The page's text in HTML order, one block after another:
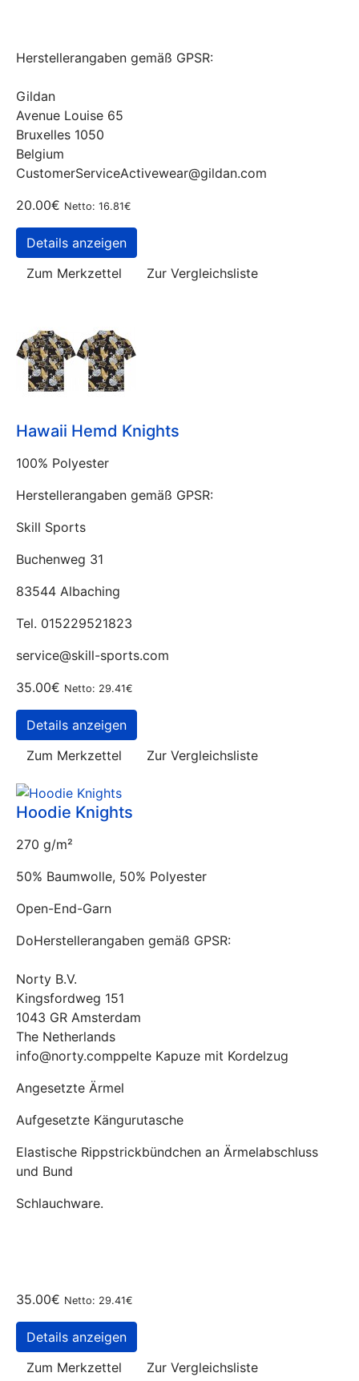
Herstellerangaben gemäß GPSR:
Gildan
Avenue Louise 65
Bruxelles 1050
Belgium
CustomerServiceActivewear@gildan.com
20.00€ Netto: 16.81€
Details anzeigen
Zum Merkzettel
Zur Vergleichsliste
Hawaii Hemd Knights
100% Polyester
Herstellerangaben gemäß GPSR:
Skill Sports
Buchenweg 31
83544 Albaching
Tel. 015229521823
service@skill-sports.com
35.00€ Netto: 29.41€
Details anzeigen
Zum Merkzettel
Zur Vergleichsliste
Hoodie Knights
270 g/m²
50% Baumwolle, 50% Polyester
Open-End-Garn
DoHerstellerangaben gemäß GPSR:
Norty B.V.
Kingsfordweg 151
1043 GR Amsterdam
The Netherlands
info@norty.comppelte Kapuze mit Kordelzug
Angesetzte Ärmel
Aufgesetzte Kängurutasche
Elastische Rippstrickbündchen an Ärmelabschluss
und Bund
Schlauchware.
35.00€ Netto: 29.41€
Details anzeigen
Zum Merkzettel
Zur Vergleichsliste